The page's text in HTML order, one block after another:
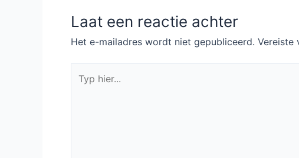
Laat een reactie achter
Het e-mailadres wordt niet gepubliceerd. Vereiste
hier...